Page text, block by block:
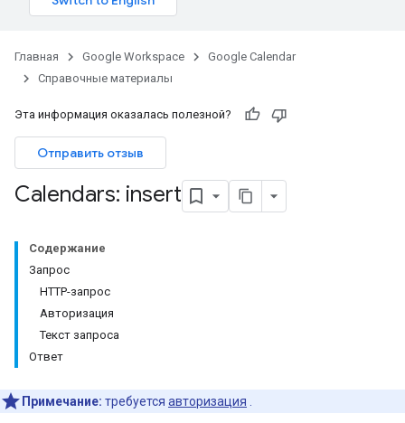
Главная Google Workspace
Google Calendar
Справочные материалы
Эта информация оказалась полезной?
Отправить отзыв
Calendars: insert
Содержание
Запрос
HTTP-запрос
Авторизация
Текст запроса
Ответ
Примечание: требуется авторизация